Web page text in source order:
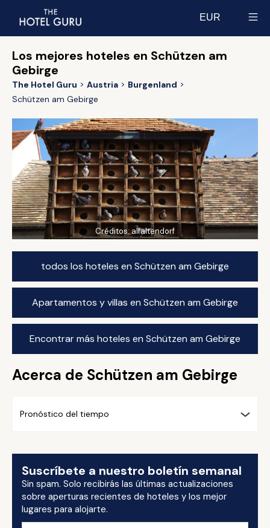
EUR
Los mejores hoteles en Schützen am
Gebirge
The Hotel Guru Austria
Burgenland
Schützen am Gebirge
Créditos:alfaltendorf
todos los hoteles en Schützen am Gebirge
Apartamentos y villas en Schützen am Gebirge
Encontrar más hoteles en Schützen am Gebirge
Acerca de Schützen am Gebirge
Pronóstico del tiempo
Suscríbete a nuestro boletín semanal
Sin spam. Solo recibirás las últimas actualizaciones
sobre aperturas recientes de hoteles y los mejor
lugares para alojarte.